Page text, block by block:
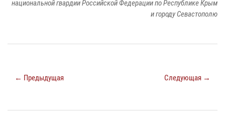
национальной гвардии Российской Федерации по Республике Крым
и городу Севастополю
← Предыдущая Следующая →